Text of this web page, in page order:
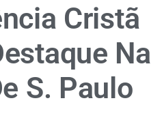
Cristã
Na
S. Paulo